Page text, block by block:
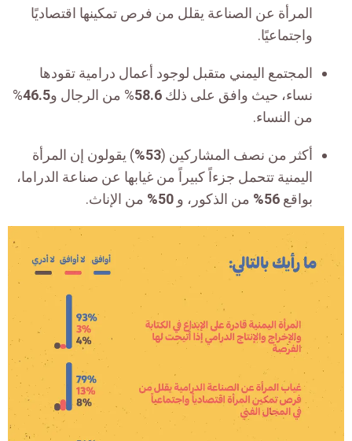
المرأة عن الصناعة يقلل من فرص تمكينها اقتصاديًا
واجتماعيًا.
المجتمع اليمني متقبل لوجود أعمال درامية تقودها
نساء، حيث وافق على ذلك 58.6% من الرجال و46.5
%
من النساء.
أكثر من نصف المشاركين (53%
) يقولون إن المرأة
اليمنية تتحمل جزءاً كبيراً من غيابها عن صناعة الدراما،
بواقع
من الذكور، و 50% من الإناث.